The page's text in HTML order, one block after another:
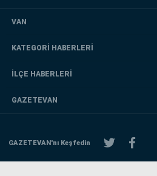
VAN
KATEGORİ HABERLERİ
İLÇE HABERLERİ
GAZETEVAN
GAZETEVAN'nı Keşfedin